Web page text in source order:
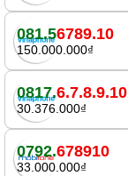
081.56789.10
150.000.000₫
0817.6.7.8.9.10
30.376.000₫
0792.678910
33.000.000₫